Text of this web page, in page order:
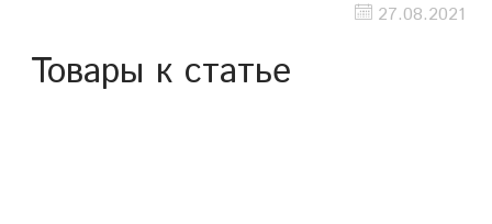
27.08.2021
Товары к статье